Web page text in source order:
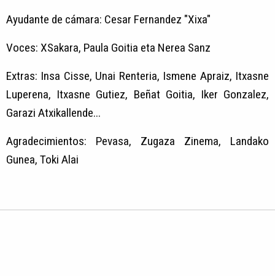
Ayudante de cámara: Cesar Fernandez "Xixa"
Voces: XSakara, Paula Goitia eta Nerea Sanz
Extras: Insa Cisse, Unai Renteria, Ismene Apraiz, Itxasne
Luperena, Itxasne Gutiez, Beñat Goitia, Iker Gonzalez,
Garazi Atxikallende...
Agradecimientos: Pevasa, Zugaza Zinema, Landako
Gunea, Toki Alai